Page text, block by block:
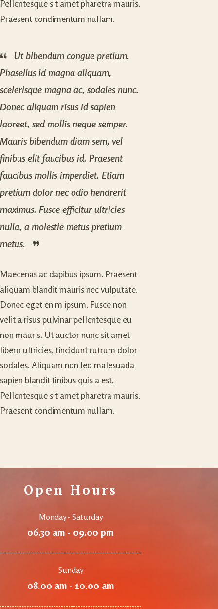
Pellentesque sit amet pharetra mauris.
Praesent condimentum nullam.
Ut bibendum congue pretium.
Phasellus id magna aliquam,
scelerisque magna ac, sodales nunc.
Donec aliquam risus id sapien
laoreet, sed mollis neque semper.
Mauris bibendum diam sem, vel
finibus elit faucibus id. Praesent
faucibus mollis imperdiet. Etiam
pretium dolor nec odio hendrerit
maximus. Fusce efficitur ultricies
nulla, a molestie metus pretium
metus.
Maecenas ac dapibus ipsum. Praesent
aliquam blandit mauris nec vulputate.
Donec eget enim ipsum. Fusce non
velit a risus pulvinar pellentesque eu
non mauris. Ut auctor nunc sit amet
libero ultricies, tincidunt rutrum dolor
sodales. Aliquam non leo malesuada
sapien blandit finibus quis a est.
Pellentesque sit amet pharetra mauris.
Praesent condimentum nullam.
Open Hours
Monday - Saturday
06.30 am - 09.00 pm
Sunday
08.00 am - 10.00 am